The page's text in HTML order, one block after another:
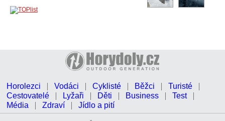
Horolezci Vodáci Cyklisté Běžci
Turisté
Cestovatelé
Lyžaři Děti Business
Test
Média
Zdraví Jídlo a pití